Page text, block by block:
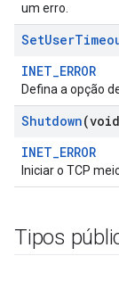
um erro.
SetUser
INET_ERROR
Defina a opção
Shutdown
INET_ERROR
Iniciar o TCP
Tipos